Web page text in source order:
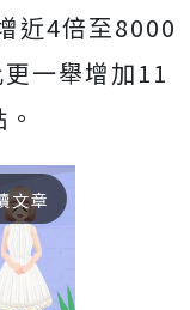
近4倍至8000
一舉增加11
文章